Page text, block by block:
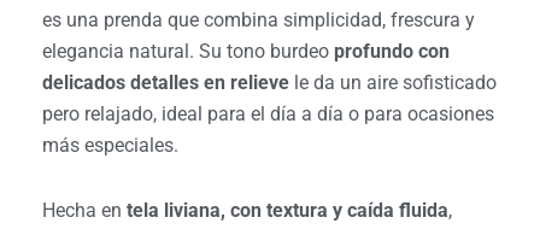
es una prenda que combina simplicidad, frescura y
elegancia natural. Su tono burdeoprofundo con
delicados detalles en relievele da un aire sofisticado
pero relajado, ideal para el día a día o para ocasiones
más especiales.
Hecha en tela liviana, con textura y caída fluida,